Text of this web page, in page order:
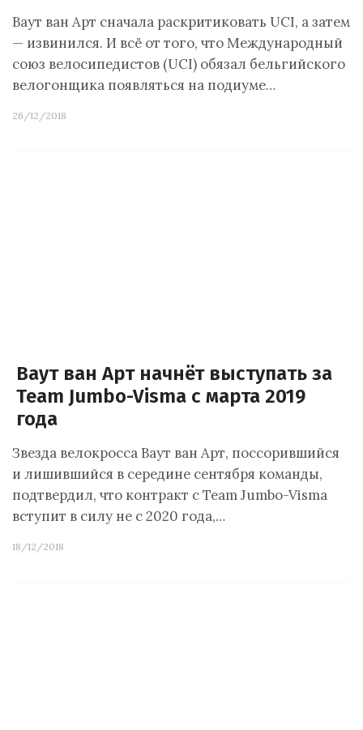
Ваут ван Арт сначала раскритиковать UCI, а затем
— извинился. И всё от того, что Международный
союз велосипедистов (UCI) обязал бельгийского
велогонщика появляться на подиуме…
26/12/2018
Ваут ван Арт начнёт выступать за
Team Jumbo-Visma с марта 2019
года
Звезда велокросса Ваут ван Арт, поссорившийся
и лишившийся в середине сентября команды,
подтвердил, что контракт с Team Jumbo-Visma
вступит в силу не с 2020 года,…
18/12/2018